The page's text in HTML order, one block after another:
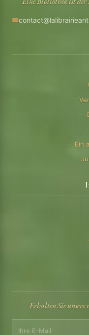
Ein
Erhalten Sie unsere